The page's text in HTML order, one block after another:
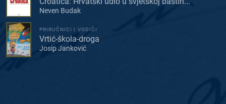
Neven Budak
PRIRUČNICI I VODIČI
Vrtić-škola-droga
Josip Janković